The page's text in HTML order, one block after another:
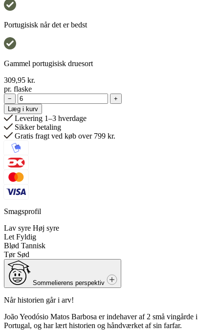
Portugisisk når det er bedst
Gammel portugisisk druesort
309,95 kr.
pr. flaske
−
+
Læg i kurv
Levering 1–3 hverdage
Sikker betaling
Gratis fragt ved køb over 799 kr.
Smagsprofil
Lav syre Høj syre
Let Fyldig
Blød Tannisk
Tør Sød
Sommelierens perspektiv
Når historien går i arv!
João Yeodósio Matos Barbosa er indehaver af 2 små vingårde i
Portugal, og har lært historien og håndværket af sin farfar.